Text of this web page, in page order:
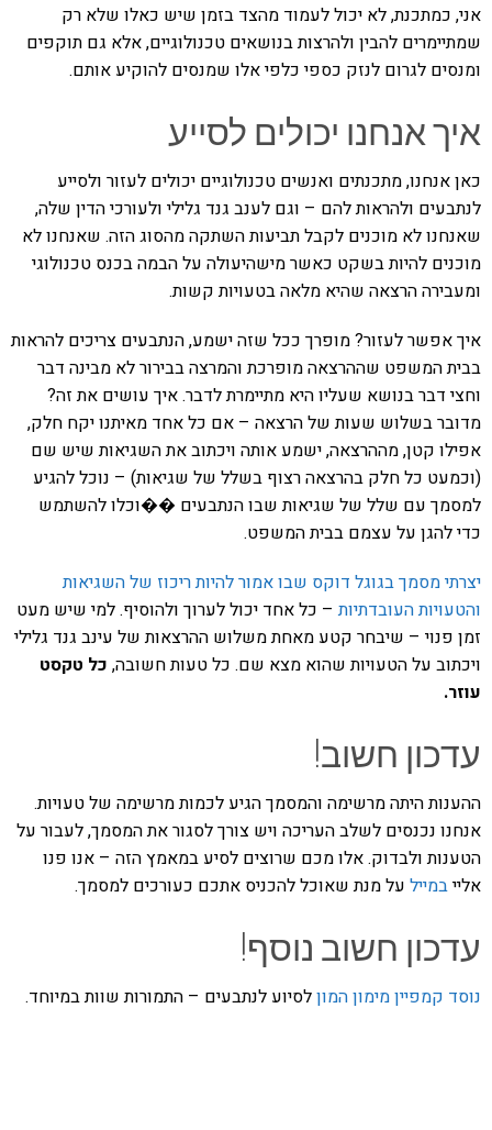
אני, כמתכנת, לא יכול לעמוד מהצד בזמן שיש כאלו שלא רק
שמתיימרים להבין ולהרצות בנושאים טכנולוגיים, אלא גם תוקפים
ומנסים לגרום לנזק כספי כלפי אלו שמנסים להוקיע אותם.
איך אנחנו יכולים לסייע
כאן אנחנו, מתכנתים ואנשים טכנולוגיים יכולים לעזור ולסייע
לנתבעים ולהראות להם – וגם לענב גנד גלילי ולעורכי הדין שלה,
שאנחנו לא מוכנים לקבל תביעות השתקה מהסוג הזה. שאנחנו לא
מוכנים להיות בשקט כאשר מישהיעולה על הבמה בכנס טכנולוגי
ומעבירה הרצאה שהיא מלאה בטעויות קשות.
איך אפשר לעזור? מופרך ככל שזה ישמע, הנתבעים צריכים להראות
בבית המשפט שההרצאה מופרכת והמרצה בבירור לא מבינה דבר
וחצי דבר בנושא שעליו היא מתיימרת לדבר. איך עושים את זה?
מדובר בשלוש שעות של הרצאה – אם כל אחד מאיתנו יקח חלק,
אפילו קטן, מההרצאה, ישמע אותה ויכתוב את השגיאות שיש שם
(וכמעט כל חלק בהרצאה רצוף בשלל של שגיאות) – נוכל להגיע
למסמך עם שלל של שגיאות שבו הנתבעים ��וכלו להשתמש
כדי להגן על עצמם בבית המשפט.
יצרתי מסמך בגוגל דוקס שבו אמור להיות ריכוז של השגיאות
והטעויות העובדתיות – כל אחד יכול לערוך ולהוסיף. למי שיש מעט
זמן פנוי – שיבחר קטע מאחת משלוש ההרצאות של עינב גנד גלילי
ויכתוב על הטעויות שהוא מצא שם. כל טעות חשובה, כל טקסט
עוזר.
עדכון חשוב!
ההענות היתה מרשימה והמסמך הגיע לכמות מרשימה של טעויות.
אנחנו נכנסים לשלב העריכה ויש צורך לסגור את המסמך, לעבור על
הטענות ולבדוק. אלו מכם שרוצים לסיע במאמץ הזה – אנו פנו
אלייבמייל על מנת שאוכל להכניס אתכם כעורכים למסמך.
עדכון חשוב נוסף!
נוסד קמפיין מימון המוןלסיוע לנתבעים – התמורות שוות במיוחד.